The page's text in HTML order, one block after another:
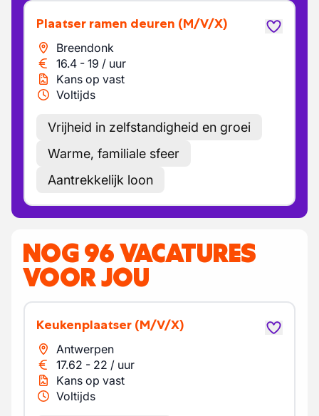
Plaatser ramen deuren (M/V/X)
Breendonk
16.4 - 19 / uur
Kans op vast
Voltijds
Vrijheid in zelfstandigheid en groei
Warme, familiale sfeer
Aantrekkelijk loon
NOG 96 VACATURES
VOOR JOU
Keukenplaatser (M/V/X)
Antwerpen
17.62 - 22 / uur
Kans op vast
Voltijds